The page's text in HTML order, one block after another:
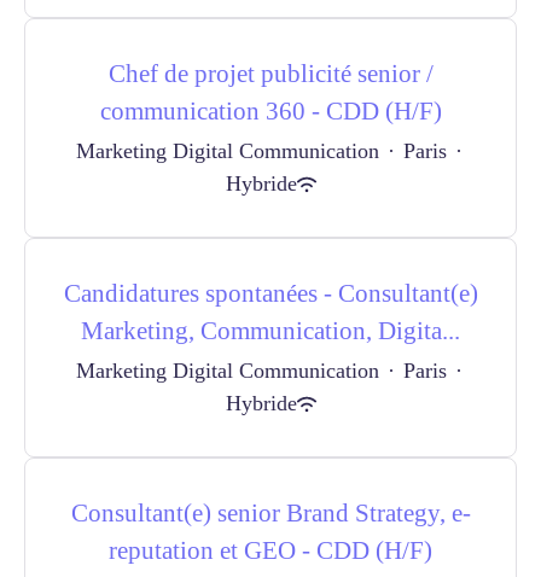
Chef de projet publicité senior /
communication 360 - CDD (H/F)
Marketing Digital Communication · Paris ·
Hybride
Candidatures spontanées - Consultant(e)
Marketing, Communication, Digita...
Marketing Digital Communication · Paris ·
Hybride
Consultant(e) senior Brand Strategy, e-
reputation et GEO - CDD (H/F)